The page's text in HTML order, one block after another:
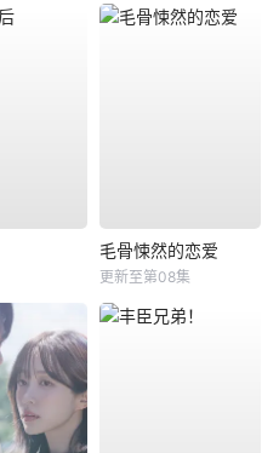
毛骨悚然的恋爱
更新至第08集